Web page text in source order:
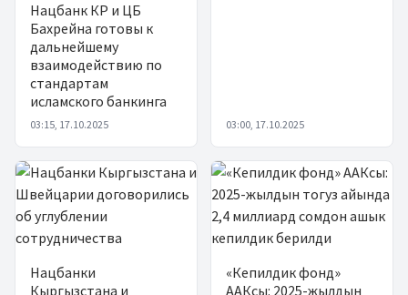
Нацбанк КР и ЦБ
Бахрейна готовы к
дальнейшему
взаимодействию по
стандартам
исламского банкинга
03:15, 17.10.2025 03:00, 17.10.2025
Нацбанки
Кыргызстана и
«Кепилдик фонд»
ААКсы: 2025-жылдын